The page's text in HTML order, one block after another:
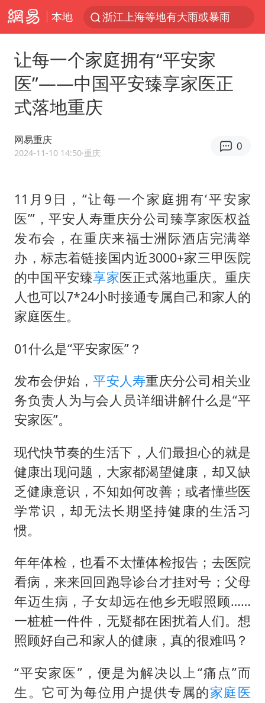
本地
“新疆的交警怎么个个像我妈”
情侣平潭拍日出坠崖1死1伤
台当局重金为“台独”织“皇帝新衣”
《欢迎来龙餐馆》口碑
郑丽文：台湾从来没有“独立”过
几元成本的AI广告导致千万市值蒸发
茅台部分直营店飞天茅台提价
酒店回应车内过夜被收150元
乐享全民健身 共筑健康中国
让每一个家庭拥有“平安家
医”——中国平安臻享家医正
式落地重庆
网易重庆
2024-11-10 14:50·重庆
0
11月9日，“让每一个家庭拥有‘平安家
医’”，平安人寿重庆分公司臻享家医权益
发布会，在重庆来福士洲际酒店完满举
办，标志着链接国内近3000+家三甲医院
的中国平安臻享家医正式落地重庆。重庆
人也可以7*24小时接通专属自己和家人的
家庭医生。
01什么是“平安家医”？
发布会伊始，平安人寿重庆分公司相关业
务负责人为与会人员详细讲解什么是“平
安家医”。
现代快节奏的生活下，人们最担心的就是
健康出现问题，大家都渴望健康，却又缺
乏健康意识，不知如何改善；或者懂些医
学常识，却无法长期坚持健康的生活习
惯。
年年体检，也看不太懂体检报告；去医院
看病，来来回回跑导诊台才挂对号；父母
年迈生病，子女却远在他乡无暇照顾……
一桩桩一件件，无疑都在困扰着人们。想
照顾好自己和家人的健康，真的很难吗？
“平安家医”，便是为解决以上“痛点”而
生。它可为每位用户提供专属的家庭医